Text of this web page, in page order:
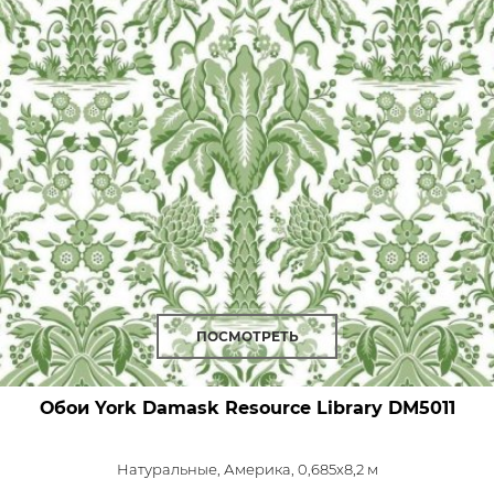
ПОСМОТРЕТЬ
Обои York Damask Resource LibraryDM5011
Натуральные, Америка, 0,685x8,2 м